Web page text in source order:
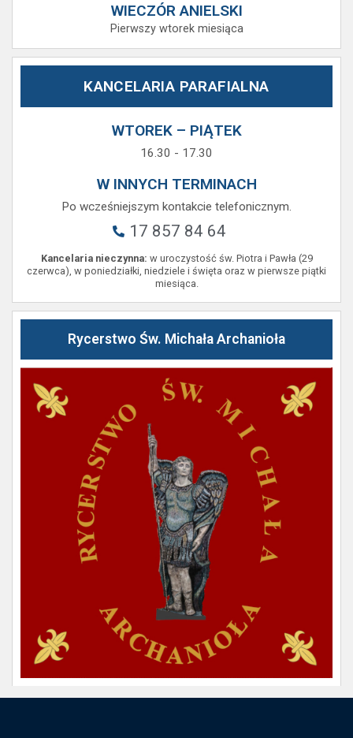
WIECZÓR ANIELSKI
Pierwszy wtorek miesiąca
KANCELARIA PARAFIALNA
WTOREK – PIĄTEK
16.30 - 17.30
W INNYCH TERMINACH
Po wcześniejszym kontakcie telefonicznym.
17 857 84 64
Kancelaria nieczynna: w uroczystość św. Piotra i Pawła (29
czerwca), w poniedziałki, niedziele i święta oraz w pierwsze piątki
miesiąca.
Rycerstwo Św. Michała Archanioła